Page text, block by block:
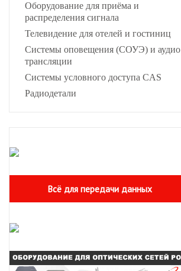
Оборудование для приёма и
распределения сигнала
Телевидение для отелей и гостиниц
Системы оповещения (СОУЭ) и аудио
трансляции
Системы условного доступа CAS
Радиодетали
Всё для передачи данных